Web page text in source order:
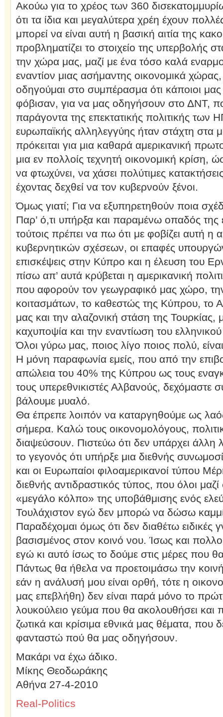
Ακούω για το χρέος των 360
ότι τα ίδια και μεγαλύτερα χρέη έχουν
μπορεί να είναι αυτή η βασική αιτία της
προβληματίζει το στοιχείο της υπερβολής
την χώρα μας, μαζί με ένα τόσο καλά
εναντίον μιας ασήμαντης οικονομικά
οδηγούμαι στο συμπέρασμα ότι κάποιοι
φόβισαν, για να μας οδηγήσουν στο ΔΝΤ,
παράγοντα της επεκτατικής πολιτικής των
ευρωπαϊκής αλληλεγγύης ήταν στάχτη στα
πρόκειται για μια καθαρά αμερικανική
μια εν πολλοίς τεχνητή οικονομική κρίση,
να φτωχύνει, να χάσει πολύτιμες
έχοντας δεχθεί να τον κυβερνούν ξένοι.
Όμως γιατί; Για να εξυπηρετηθούν ποια
Παρ’ ό,τι υπήρξα και παραμένω οπαδός της
τούτοις πρέπει να πω ότι με φοβίζει αυτή η
κυβερνητικών σχέσεων, οι επαφές
επισκέψεις στην Κύπρο και η έλευση του
πίσω απ’ αυτά κρύβεται η αμερικανική
που αφορούν τον γεωγραφικό μας χώρο,
κοιτασμάτων, το καθεστώς της Κύπρου, το
μας και την αλαζονική στάση της Τουρκίας,
καχυποψία και την εναντίωση του
Όλοι γύρω μας, ποιος λίγο ποιος πολύ,
Η μόνη παραφωνία εμείς, που από την
απώλεια του 40% της Κύπρου ως τους
τους υπερεθνικιστές Αλβανούς, δεχόμαστε
βάλουμε μυαλό.
Θα έπρεπε λοιπόν να καταργηθούμε ως λαός
σήμερα. Καλώ τους οικονομολόγους,
διαψεύσουν. Πιστεύω ότι δεν υπάρχει
το γεγονός ότι υπήρξε μια διεθνής
και οι Ευρωπαίοι φιλοαμερικανοί τύπου
διεθνής αντιδραστικός τύπος, που όλοι
«μεγάλο κόλπο» της υποβάθμισης ενός
Τουλάχιστον εγώ δεν μπορώ να δώσω
Παραδέχομαι όμως ότι δεν διαθέτω ειδικές
βασισμένος στον κοινό νου. Ίσως και
εγώ κι αυτό ίσως το δούμε στις μέρες που
Πάντως θα ήθελα να προετοιμάσω την
εάν η ανάλυσή μου είναι ορθή, τότε η
μας επεβλήθη) δεν είναι παρά μόνο το
λουκούλειο γεύμα που θα ακολουθήσει
ζωτικά και κρίσιμα εθνικά μας θέματα, που
φανταστώ πού θα μας οδηγήσουν.
Μακάρι να έχω άδικο.
Μίκης Θεοδωράκης
Αθήνα 27-4-2010
Real-Politics